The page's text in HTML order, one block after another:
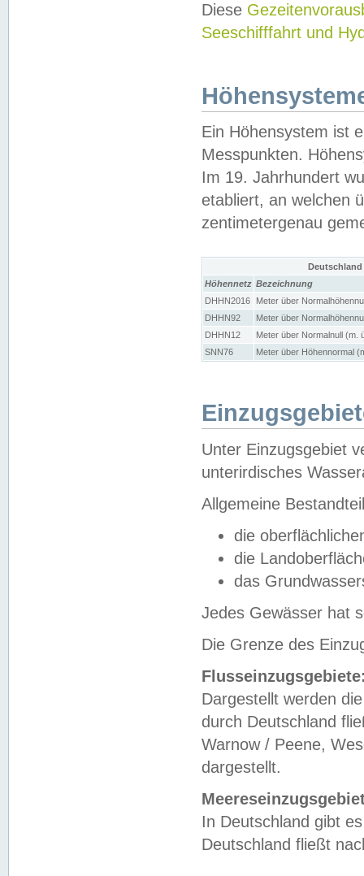
Diese
Seeschifffahrt und
Ein Höhensystem ist
Messpunkten.
Im 19. Jahrhundert
etabliert, an welchen
zentimetergenau
Höhennetz Bezeichnung
DHHN2016
Meter über
DHHN92
Meter über
DHHN12
Meter über Normalnull (m.
SNN76
Meter über Höhennormal
Unter Einzugsgebiet
unterirdisches
Allgemeine
die
die
das
Jedes Gewässer hat
Die Grenze des
Dargestellt werden
durch Deutschland
Warnow / Peene,
dargestellt.
In Deutschland gibt
Deutschland fließt